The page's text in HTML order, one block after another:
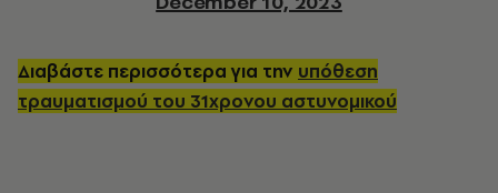
Διαβάστε περισσότερα για την υπόθεση
τραυματισμού του 31χρονου αστυνομικού